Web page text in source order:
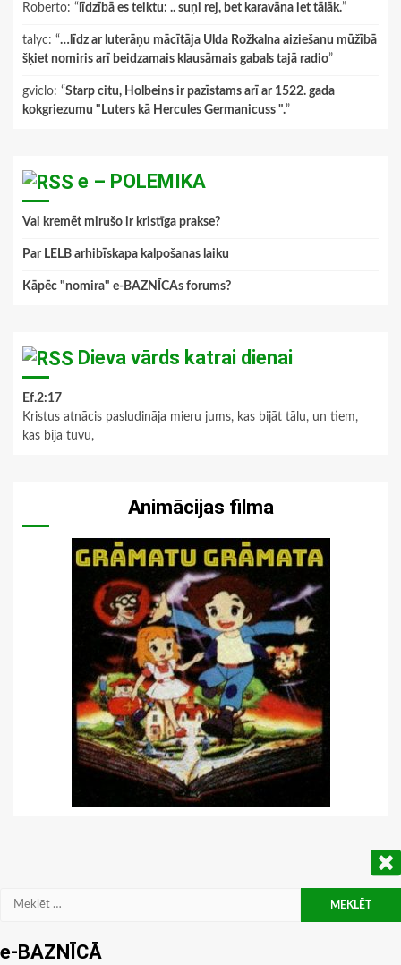
Roberto: “ līdzībā es teiktu: .. suņi rej, bet karavāna iet tālāk.”
talyc: “…līdz ar luterāņu mācītāja Ulda Rožkalna aiziešanu mūžībā
šķiet nomiris arī beidzamais klausāmais gabals tajā radio”
gviclo: “Starp citu, Holbeins ir pazīstams arī ar 1522. gada
kokgriezumu "Luters kā Hercules Germanicuss ".”
e – POLEMIKA
Vai kremēt mirušo ir kristīga prakse?
Par LELB arhibīskapa kalpošanas laiku
Kāpēc "nomira" e-BAZNĪCAs forums?
Dieva vārds katrai dienai
Ef.2:17
Kristus atnācis pasludināja mieru jums, kas bijāt tālu, un tiem,
kas bija tuvu,
Animācijas filma
Meklēt:
e-BAZNĪCĀ